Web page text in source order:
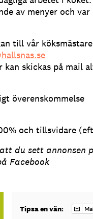
av menyer och
till vår
kan skickas på mail
överenskommelse
och tillsvidare
du sett annonsen
Facebook
Tipsa en vän: